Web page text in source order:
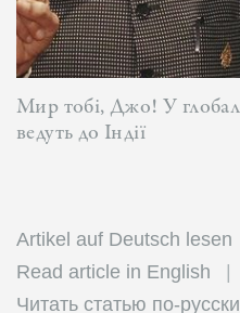
Мир тобі, Джо! У
ведуть до Індії
Artikel auf Deutsch lesen
Read article in English
Читать статью по-русски